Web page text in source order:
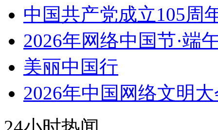
中国共产党成立105周
2026年网络中国节·端
美丽中国行
2026年中国网络文明